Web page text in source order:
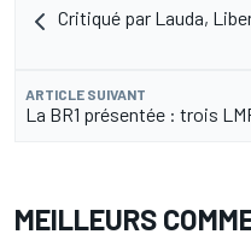
Critiqué par Lauda,
ARTICLE SUIVANT
La BR1 présentée : trois
MEILLEURS